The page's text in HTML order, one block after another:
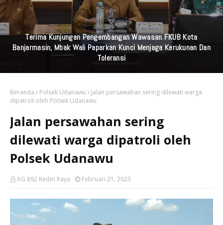
Terima Kunjungan Pengembangan Wawasan FKUB Kota
Banjarmasin, Mbak Wali Paparkan Kunci Menjaga Kerukunan Dan
Toleransi
Beranda Polsek Udanawu
Jalan persawahan sering dilewati warga
dipatroli oleh Polsek Udanawu
Jalan persawahan sering
dilewati warga dipatroli oleh
Polsek Udanawu
AG 892 Kediri Raya Februari 21, 2023